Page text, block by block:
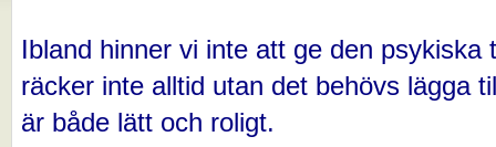
Ibland hinner vi inte att ge den
räcker inte alltid utan det behövs lägga
är både lätt och roligt.